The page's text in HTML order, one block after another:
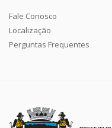
Fale Conosco
Localização
Perguntas Frequentes